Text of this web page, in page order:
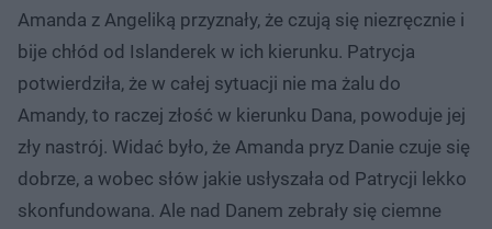
Amanda z Angeliką przyznały, że czują się niezręcznie i
bije chłód od Islanderek w ich kierunku. Patrycja
potwierdziła, że w całej sytuacji nie ma żalu do
Amandy, to raczej złość w kierunku Dana, powoduje jej
zły nastrój. Widać było, że Amanda pryz Danie czuje się
dobrze, a wobec słów jakie usłyszała od Patrycji lekko
skonfundowana. Ale nad Danem zebrały się ciemne